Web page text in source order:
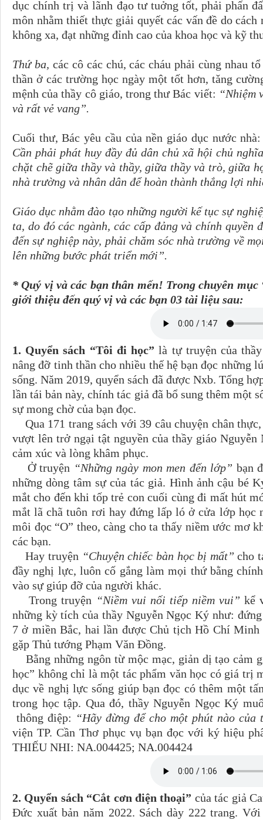
dục chính trị và lãnh đạo tư tuởng tốt, phải phấn
môn nhằm thiết thực giải quyết các vấn đề do
không xa, đạt những đỉnh cao của khoa học và kỹ
Thứ ba, các cô các chú, các cháu phải cùng nhau
thần ở các trường học ngày một tốt hơn, tǎng
mệnh của thầy cô giáo, trong thư Bác viết: “Nhiệm
và rất vẻ vang”.
Cuối thư, Bác yêu cầu của nền giáo dục nước
Cần phải phát huy đầy đủ dân chủ xã hội chủ
chặt chẽ giữa thầy và thầy, giữa thầy và trò, giữa
nhà trường và nhân dân để hoàn thành thắng lợi
Giáo dục nhằm đào tạo những người kế tục sự
ta, do đó các ngành, các cấp đảng và chính
đến sự nghiệp này, phải chǎm sóc nhà trường về
lên những bước phát triển mới”.
* Quý vị và các bạn thân mến! Trong chuyên
giới thiệu đến quý vị và các bạn 03 tài liệu sau:
1. Quyển sách “Tôi đi học” là tự truyện của
nâng đỡ tinh thần cho nhiều thế hệ bạn đọc những
sống. Năm 2019, quyển sách đã được Nxb. Tổng
lần tái bản này, chính tác giả đã bổ sung thêm một
sự mong chờ của bạn đọc.
Qua 171 trang sách với 39 câu chuyện chân
vượt lên trở ngại tật nguyền của thầy giáo
cảm xúc và lòng khâm phục.
Ở truyện “Những ngày mon men đến lớp” bạn
những dòng tâm sự của tác giả. Hình ảnh cậu bé
mắt cho đến khi tốp trẻ con cuối cùng đi mất hút
mắt lã chã tuôn rơi hay đứng lấp ló ở cửa lớp học
môi đọc “O” theo, càng cho ta thấy niềm ước mơ
các bạn.
Hay truyện “Chuyện chiếc bàn học bị mất” cho
đầy nghị lực, luôn cố gắng làm mọi thứ bằng
vào sự giúp đỡ của người khác.
Trong truyện “Niềm vui nối tiếp niềm vui” kể
những kỳ tích của thầy Nguyễn Ngọc Ký như:
7 ở miền Bắc, hai lần được Chủ tịch Hồ Chí
gặp Thủ tướng Phạm Văn Đồng.
Bằng những ngôn từ mộc mạc, giản dị tạo cảm
học” không chỉ là một tác phẩm văn học có giá trị
dục về nghị lực sống giúp bạn đọc có thêm một
trong học tập. Qua đó, thầy Nguyễn Ngọc Ký
thông điệp: “Hãy đừng để cho một phút nào
viện TP. Cần Thơ phục vụ bạn đọc với ký hiệu
THIẾU NHI: NA.004425; NA.004424
2. Quyển sách “Cắt cơn điện thoại” của tác giả
Đức xuất bản năm 2022. Sách dày 222 trang.